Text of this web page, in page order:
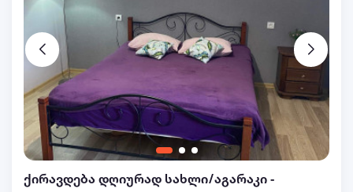
ქირავდება დღიურად სახლი/აგარაკი -